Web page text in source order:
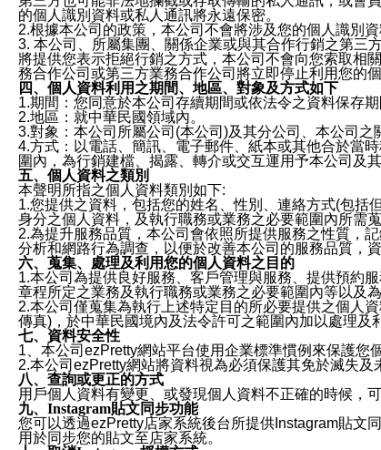
的個人識別資料或私人通訊將永遠保密。
2.根據本公司的政策，本公司不會將涉及您的個人識別資
3. 本公司、所屬集團、關係企業或與其合作行銷之第三
將提供您表示拒絕行銷之方式，本公司不會向您索取相
務合作公司或第三方業務合作公司將立即停止利用您的個
四、個人資料利用之期間、地區、對象及方式如下
1.期間：您同意於本公司存續期間或依法令之資料保存
2.地區：就中華民國領域內。
3.對象：本公司所屬公司(本公司)及其分公司、本公司之
4.方式：以電話、簡訊、電子郵件、紙本或其他合於當
圍內，為行銷建檔、揭露、轉介或交互運用予本公司及其
五、個人資料之類別
本聲明所指之個人資料類別如下:
1.您提供之資料，包括您的姓名、性別、連絡方式(包括
身分之個人資料，及執行職務或業務之必要範圍內所需
2.為提升服務品質，本公司會依照所提供服務之性質，
分析和網路行為調查，以便於改善本公司的服務品質，
六、蒐集、處理及利用您的個人資料之目的
1.本公司為提供良好服務、客戶管理與服務、提供預約
章程所定之業務及執行職務或業務之必要範圍內等以及
2.本公司僅蒐集為執行上述特定目的所必要提供之個人
傳真)，於中華民國境內及法令許可之範圍內加以處理及
七、資料安全性
1、本公司ezPretty網站平台使用企業標準慣例來保護您
2.本公司ezPretty網站將資料視為必須保護其免於滅失
八、查詢或更正的方式
用戶個人資料有變更、或發現個人資料不正確的時候，
九、Instagram貼文同步功能
您可以透過ezPretty店家系統後台所提供Instagram貼文
用於同步您的貼文至店家系統。